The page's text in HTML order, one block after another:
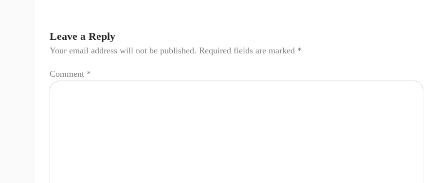
Leave a Reply
Your email address will not be published. Required fields are marked *
Comment *